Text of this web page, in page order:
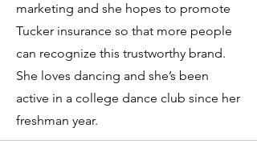
marketing and she hopes to promote
Tucker insurance so that more people
can recognize this trustworthy brand.
She loves dancing and she’s been
active in a college dance club since her
freshman year.